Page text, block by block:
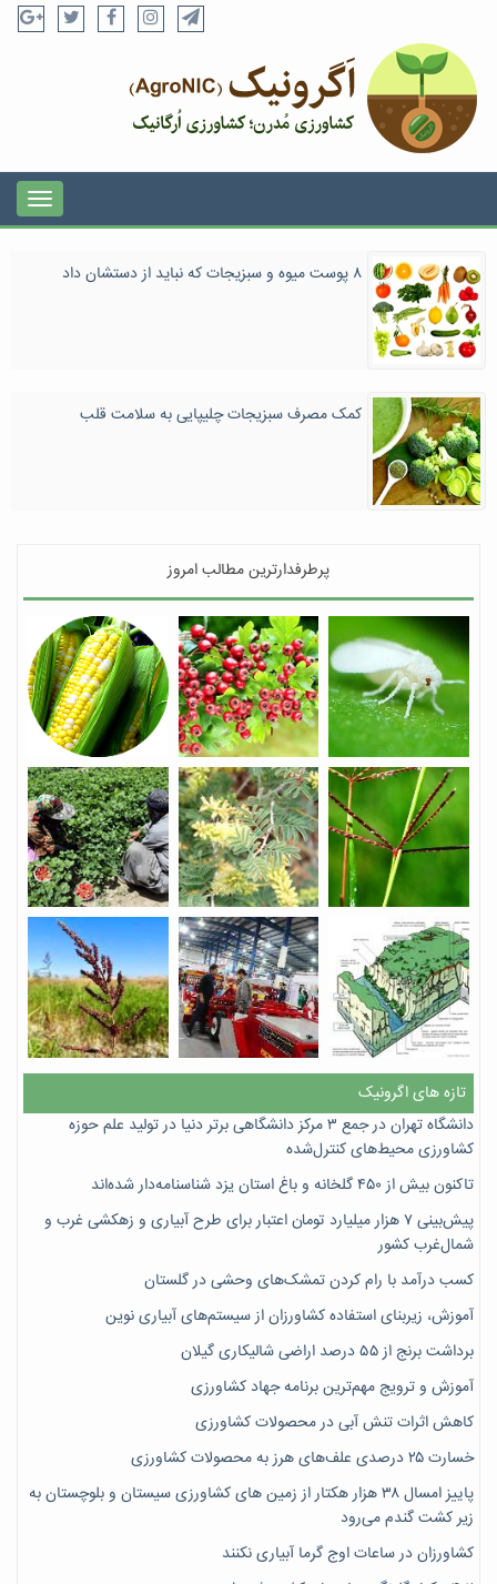
۸ پوست ميوه و سبزيجات که نبايد از دستشان داد
کمک مصرف سبزیجات چلیپایی به سلامت قلب
پرطرفدارترین مطالب امروز
تازه های اگرونیک
دانشگاه تهران در جمع ۳ مرکز دانشگاهی برتر دنیا در تولید علم حوزه
کشاورزی محیط‌های کنترل‌شده
تاکنون بیش از ۴۵۰ گلخانه و باغ استان یزد شناسنامه‌دار شده‌اند
پیش‌بینی ۷‌ هزار میلیارد تومان اعتبار برای طرح آبیاری و زهکشی غرب و
شمال‌غرب کشور
کسب درآمد با رام کردن تمشک‌های وحشی در گلستان
آموزش، زیربنای استفاده کشاورزان از سیستم‌های آبیاری نوین
برداشت برنج از ۵۵ درصد اراضی شالیکاری گیلان
آموزش و ترویج مهم‌ترین برنامه جهاد کشاورزی
کاهش اثرات تنش آبی در محصولات کشاورزی
خسارت ۲۵ درصدی علف‌های هرز به محصولات کشاورزی
پاییز امسال ۳۸ هزار هکتار از زمین های کشاورزی سیستان و بلوچستان به
زیر کشت گندم می‌رود
کشاورزان در ساعات اوج گرما آبیاری نکنند